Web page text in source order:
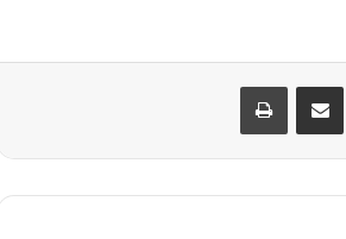
مشاركة عبر البريد طباعة